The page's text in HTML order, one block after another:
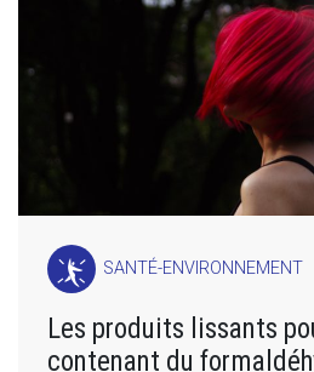
SANTÉ-ENVIRONNEMENT
Les produits lissants
contenant du